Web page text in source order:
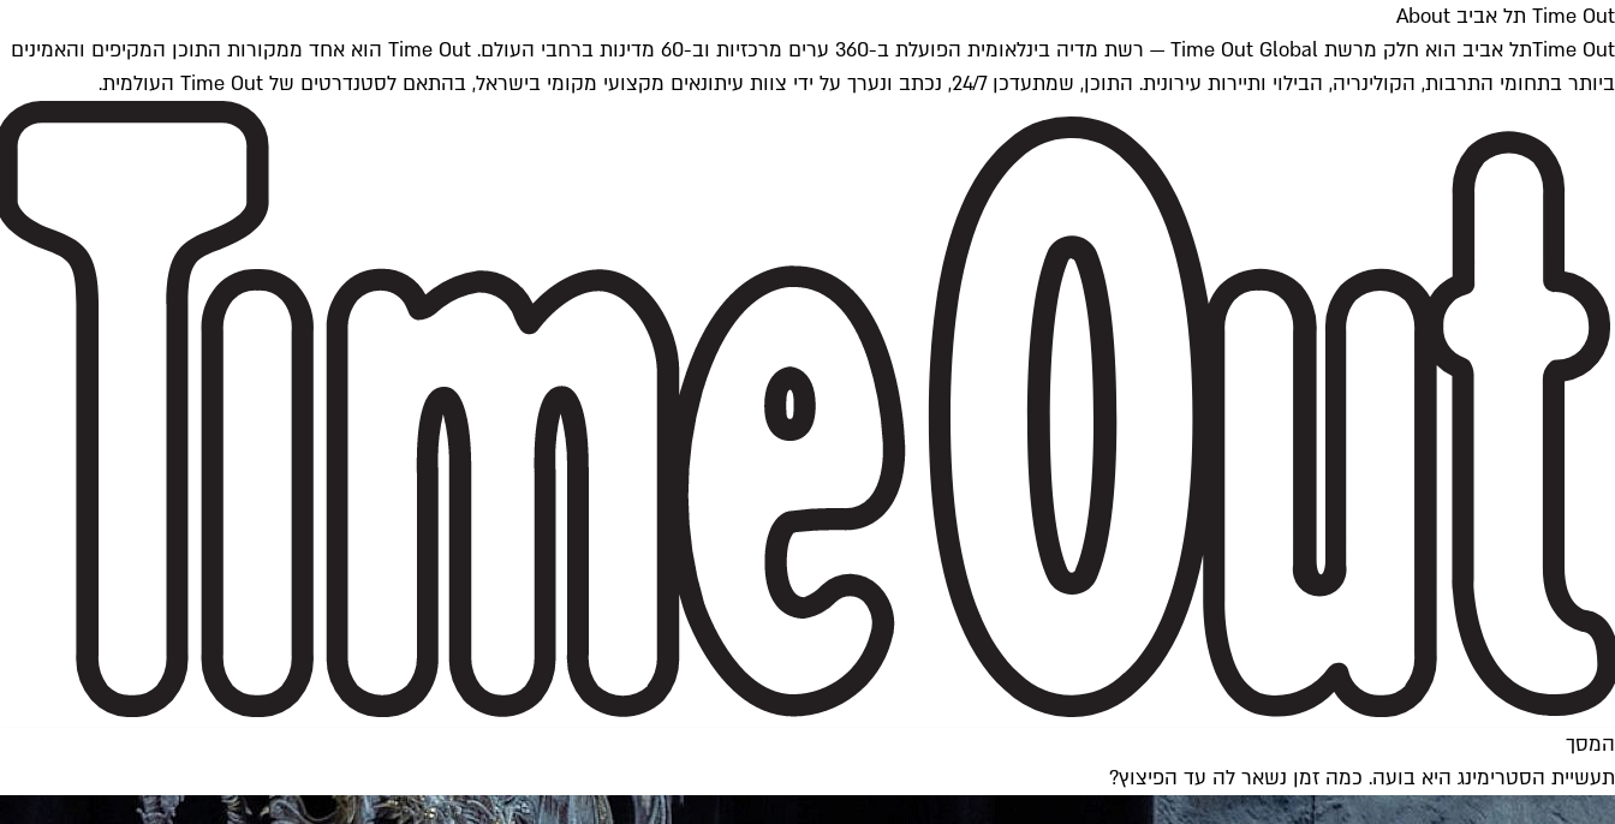
Time Out תל אביב About
Time Outתל אביב הוא חלק מרשת Time Out Global — רשת מדיה בינלאומית הפועלת ב-360 ערים מרכזיות וב-60 מדינות ברחבי העולם. Time Out הוא אחד ממקורות התוכן המקיפים והאמינים
ביותר בתחומי התרבות, הקולינריה, הבילוי ותיירות עירונית. התוכן, שמתעדכן 24/7, נכתב ונערך על ידי צוות עיתונאים מקצועי מקומי בישראל, בהתאם לסטנדרטים של Time Out העולמית.
המסך
תעשיית הסטרימינג היא בועה. כמה זמן נשאר לה עד הפיצוץ?